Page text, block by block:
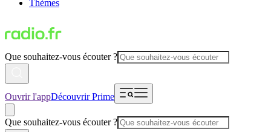
Thèmes
Que souhaitez-vous écouter ?
Ouvrir l'appDécouvrir Prime
Que souhaitez-vous écouter ?